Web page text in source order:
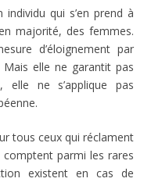
qui s’en prend à
majorité, des femmes.
d’éloignement par
elle ne garantit pas
ne s’applique pas
tous ceux qui réclament
parmi les rares
existent en cas de